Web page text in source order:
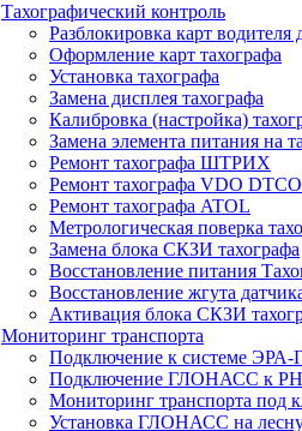
Тахографический контроль
Разблокировка карт водителя
Оформление карт тахографа
Установка тахографа
Замена дисплея тахографа
Калибровка (настройка)
Замена элемента питания на
Ремонт тахографа ШТРИХ
Ремонт тахографа VDO
Ремонт тахографа ATOL
Метрологическая поверка
Замена блока СКЗИ тахографа
Восстановление питания
Восстановление жгута
Активация блока СКЗИ
Мониторинг транспорта
Подключение к системе
Подключение ГЛОНАСС к
Мониторинг транспорта под
Установка ГЛОНАСС на